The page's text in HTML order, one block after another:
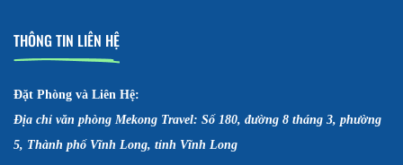
THÔNG TIN LIÊN HỆ
Đặt Phòng và Liên Hệ:
Địa chỉ văn phòng Mekong Travel: Số 180, đường 8 tháng 3, phường
5, Thành phố Vĩnh Long, tỉnh Vĩnh Long